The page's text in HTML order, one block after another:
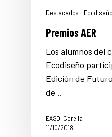
Destacados Ecodiseño
Premios AER
Los alumnos del
Ecodiseño
Edición de
de…
EASDi Corella
11/10/2018